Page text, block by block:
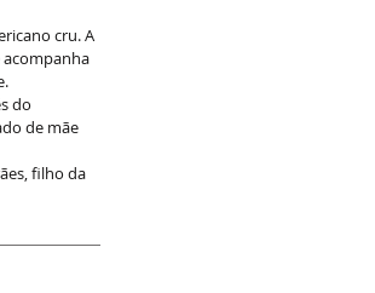
cru. A
acompanha
do
de mãe
filho da